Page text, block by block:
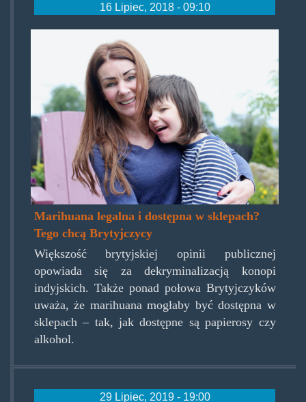
16 Lipiec, 2018 - 09:10
billy_caldwell.jpg
Marihuana legalna i dostępna w sklepach?
Tego chcą Brytyjczycy
Większość brytyjskiej opinii publicznej
opowiada się za dekryminalizacją konopi
indyjskich. Także ponad połowa Brytyjczyków
uważa, że marihuana mogłaby być dostępna w
sklepach – tak, jak dostępne są papierosy czy
alkohol.
29 Lipiec, 2019 - 19:00